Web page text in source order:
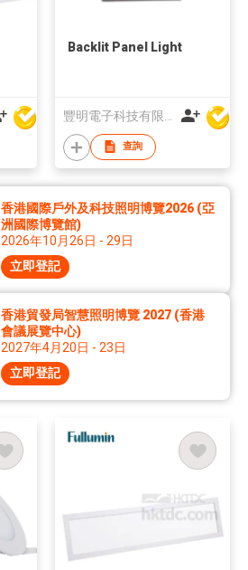
Backlit Panel Light
查詢
香港國際戶外及科技照明博覽2026 (亞
洲國際博覽館)
2026年10月26日 - 29日
立即登記
香港貿發局智慧照明博覽 2027 (香港
會議展覽中心)
2027年4月20日 - 23日
立即登記